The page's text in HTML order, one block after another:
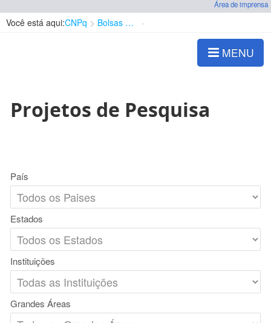
Área de imprensa
Você está aqui:CNPq Bolsas e Auxílios Vigentes
MENU
Projetos de Pesquisa
País
Estados
Instituições
Grandes Áreas